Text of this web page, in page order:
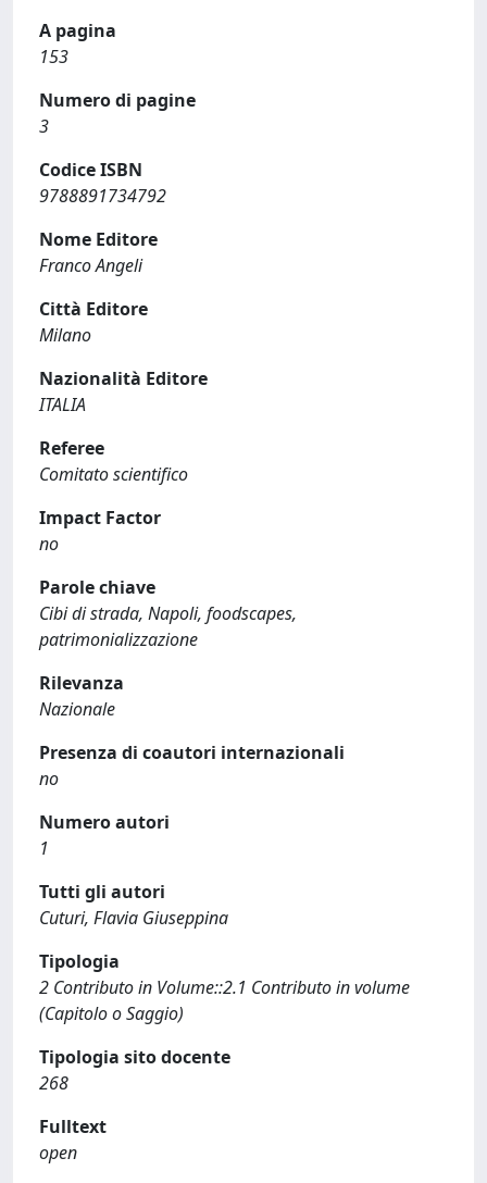
A pagina
153
Numero di pagine
3
Codice ISBN
9788891734792
Nome Editore
Franco Angeli
Città Editore
Milano
Nazionalità Editore
ITALIA
Referee
Comitato scientifico
Impact Factor
no
Parole chiave
Cibi di strada, Napoli, foodscapes,
patrimonializzazione
Rilevanza
Nazionale
Presenza di coautori internazionali
no
Numero autori
1
Tutti gli autori
Cuturi, Flavia Giuseppina
Tipologia
2 Contributo in Volume::2.1 Contributo in volume
(Capitolo o Saggio)
Tipologia sito docente
268
Fulltext
open